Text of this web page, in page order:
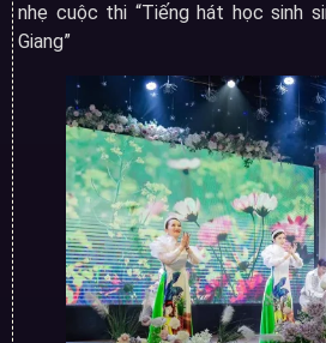
nhẹ cuộc thi “Tiếng hát học sinh
Giang”